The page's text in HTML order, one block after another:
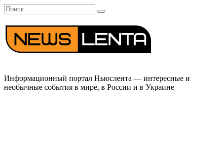
Перейти
к
содержанию
Search
for:
Информационный портал Ньюслента — интересные и
необычные события в мире, в России и в Украине